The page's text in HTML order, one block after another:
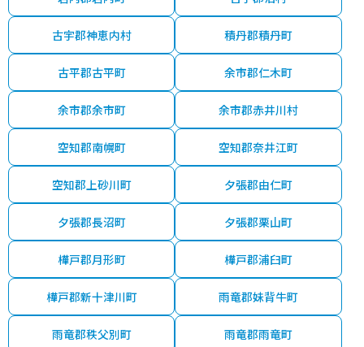
古宇郡神恵内村 積丹郡積丹町
古平郡古平町 余市郡仁木町
余市郡余市町 余市郡赤井川村
空知郡南幌町 空知郡奈井江町
空知郡上砂川町 夕張郡由仁町
夕張郡長沼町 夕張郡栗山町
樺戸郡月形町 樺戸郡浦臼町
樺戸郡新十津川町 雨竜郡妹背牛町
雨竜郡秩父別町 雨竜郡雨竜町